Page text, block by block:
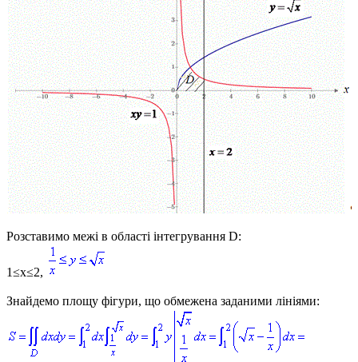
Розставимо межі в області інтегрування D:
1≤x≤2,
Знайдемо площу фігури, що обмежена заданими лініями: